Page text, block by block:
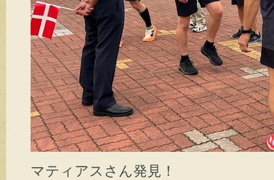
マティアスさん発見！